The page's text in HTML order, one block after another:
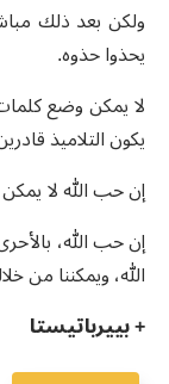
ولكن بعد ذلك
يحذوا حذوه.
لا يمكن وضع
يكون التلاميذ
إن حب الله لا
إن حب الله،
الله، ويمكننا من
+ بييرباتيستا